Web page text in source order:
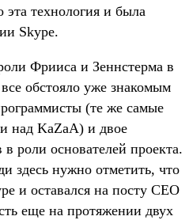
эта технология и была
Skype.
Фрииса и Зеннстерма в
обстояло уже знакомым
(те же самые
над KaZaA) и двое
в роли основателей проекта.
здесь нужно отметить, что
и оставался на посту CEO
еще на протяжении двух